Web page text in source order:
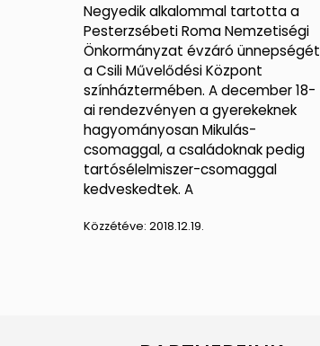
Negyedik alkalommal tartotta a
Pesterzsébeti Roma Nemzetiségi
Önkormányzat évzáró ünnepségét
a Csili Művelődési Központ
színháztermében. A december 18-
ai rendezvényen a gyerekeknek
hagyományosan Mikulás-
csomaggal, a családoknak pedig
tartósélelmiszer-csomaggal
kedveskedtek. A
Közzétéve:2018.12.19.